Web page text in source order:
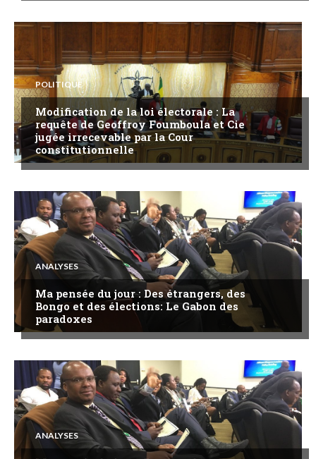
POLITIQUE
Modification de la loi électorale : La
requête de Geoffroy Foumboula et Cie
jugée irrecevable par la Cour
constitutionnelle
ANALYSES
Ma pensée du jour : Des étrangers, des
Bongo et des élections: Le Gabon des
paradoxes
ANALYSES